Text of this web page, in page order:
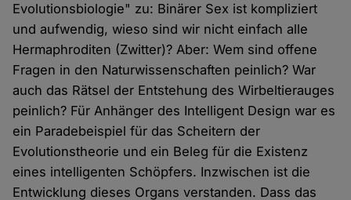
Evolutionsbiologie" zu: Binärer Sex ist kompliziert
und aufwendig, wieso sind wir nicht einfach alle
Hermaphroditen (Zwitter)? Aber: Wem sind offene
Fragen in den Naturwissenschaften peinlich? War
auch das Rätsel der Entstehung des Wirbeltierauges
peinlich? Für Anhänger des Intelligent Design war es
ein Paradebeispiel für das Scheitern der
Evolutionstheorie und ein Beleg für die Existenz
eines intelligenten Schöpfers. Inzwischen ist die
Entwicklung dieses Organs verstanden. Dass das